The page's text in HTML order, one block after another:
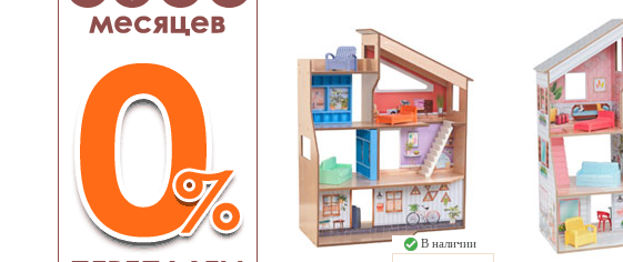
В наличии